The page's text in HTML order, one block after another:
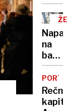
ŽE
Napadi
na
veliko
škodo
že
Rečni